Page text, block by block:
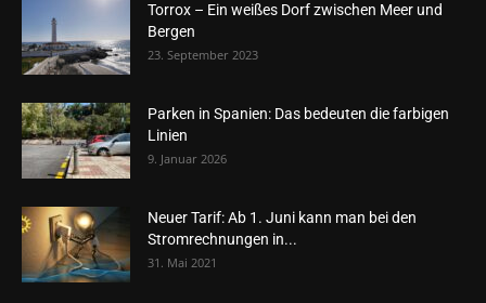
Torrox – Ein weißes Dorf zwischen Meer und
Bergen
23. September 2023
Parken in Spanien: Das bedeuten die farbigen
Linien
9. Januar 2026
Neuer Tarif: Ab 1. Juni kann man bei den
Stromrechnungen in...
31. Mai 2021